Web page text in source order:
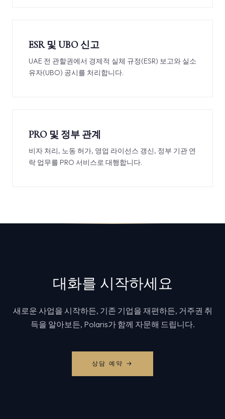
ESR 및 UBO 신고
UAE 전 관할권에서 경제적 실체 규정(ESR) 보고와 실소
유자(UBO) 공시를 처리합니다.
PRO 및 정부 관계
비자 처리, 노동 허가, 영업 라이선스 갱신, 정부 기관 연
락 업무를 PRO 서비스로 대행합니다.
대화를 시작하세요
새로운 사업을 시작하든, 기존 기업을 재편하든, 거주권 취
득을 알아보든, Polaris가 함께 자문해 드립니다.
상담 예약 →